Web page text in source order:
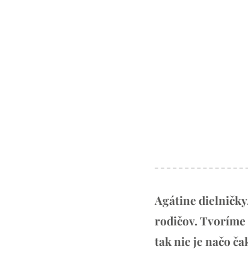
Agátine
rodičov. Tvoríme
tak nie je načo